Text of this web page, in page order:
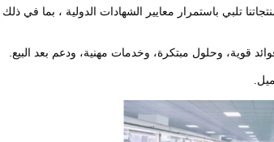
قوية، وحلول مبتكرة، وخدمات مهنية، ودعم بعد البيع.